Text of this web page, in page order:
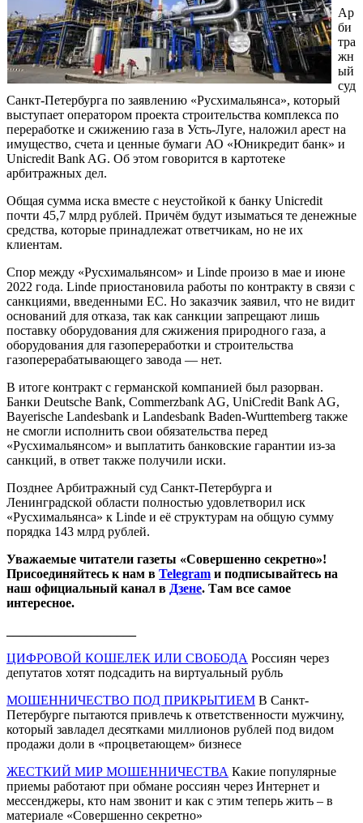
Ар
би
тра
жн
ый
суд
Санкт-Петербурга по заявлению «Русхимальянса», который
выступает оператором проекта строительства комплекса по
переработке и сжижению газа в Усть-Луге, наложил арест на
имущество, счета и ценные бумаги АО «Юникредит банк» и
Unicredit Bank AG. Об этом говорится в картотеке
арбитражных дел.
Общая сумма иска вместе с неустойкой к банку Unicredit
почти 45,7 млрд рублей. Причём будут изыматься те денежные
средства, которые принадлежат ответчикам, но не их
клиентам.
Спор между «Русхимальянсом» и Linde произо в мае и июне
2022 года. Linde приостановила работы по контракту в связи с
санкциями, введенными ЕС. Но заказчик заявил, что не видит
оснований для отказа, так как санкции запрещают лишь
поставку оборудования для сжижения природного газа, а
оборудования для газопереработки и строительства
газоперерабатывающего завода — нет.
В итоге контракт с германской компанией был разорван.
Банки Deutsche Bank, Commerzbank AG, UniCredit Bank AG,
Bayerische Landesbank и Landesbank Baden-Wurttemberg также
не смогли исполнить свои обязательства перед
«Русхимальянсом» и выплатить банковские гарантии из-за
санкций, в ответ также получили иски.
Позднее Арбитражный суд Санкт-Петербурга и
Ленинградской области полностью удовлетворил иск
«Русхимальянса» к Linde и её структурам на общую сумму
порядка 143 млрд рублей.
Уважаемые читатели газеты «Совершенно секретно»!
Присоединяйтесь к нам в Telegram и подписывайтесь на
наш официальный канал в Дзене. Там все самое
интересное.
ЦИФРОВОЙ КОШЕЛЕК ИЛИ СВОБОДА Россиян через
депутатов хотят подсадить на виртуальный рубль
МОШЕННИЧЕСТВО ПОД ПРИКРЫТИЕМ В Санкт-
Петербурге пытаются привлечь к ответственности мужчину,
который завладел десятками миллионов рублей под видом
продажи доли в «процветающем» бизнесе
ЖЕСТКИЙ МИР МОШЕННИЧЕСТВА Какие популярные
приемы работают при обмане россиян через Интернет и
мессенджеры, кто нам звонит и как с этим теперь жить – в
материале «Совершенно секретно»